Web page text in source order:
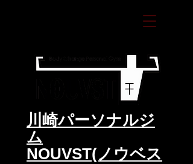
​川崎パーソナルジ
ム
NOUVST(ノウベス